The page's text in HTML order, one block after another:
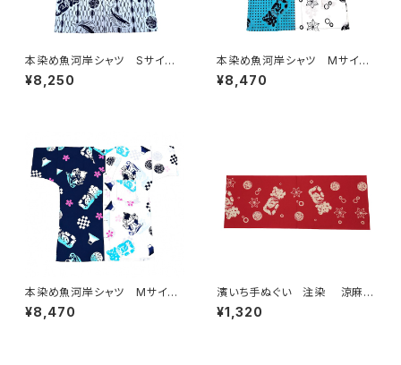
本染め魚河岸シャツ Sサイ
ズ 認定証付き 木綿晒 立涌
カツヲ×伝統魚河岸柄 白×
¥8,250
本染め魚河岸シャツ Mサイ
ズ 認定証付き 木綿晒 日本
製 伝統豆絞り柄×涼麻柄 水
¥8,470
本染め魚河岸シャツ Mサイ
ズ 認定証付き 木綿晒 日本
製 やいちゃんスペシャル 注染
¥8,470
濱いち手ぬぐい 注染 涼麻
柄 赤色×白 朱色 茜色 伝
統染色技法 麻模様 特岡
¥1,320